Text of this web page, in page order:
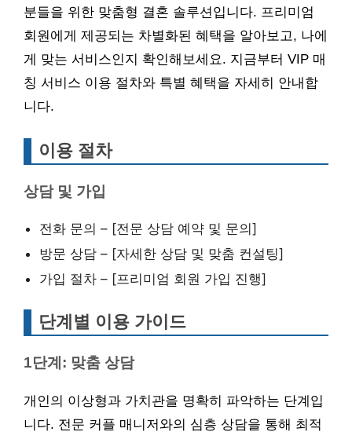
분들을 위한 맞춤형 결혼 솔루션입니다. 프리미엄
회원에게 제공되는 차별화된 혜택을 알아보고, 나에
게 맞는 서비스인지 확인해보세요. 지금부터 VIP 매
칭 서비스 이용 절차와 특별 혜택을 자세히 안내합
니다.
이용 절차
상담 및 가입
전화 문의 – [전문 상담 예약 및 문의]
방문 상담 – [자세한 상담 및 맞춤 컨설팅]
가입 절차 – [프리미엄 회원 가입 진행]
단계별 이용 가이드
1단계: 맞춤 상담
개인의 이상형과 가치관을 명확히 파악하는 단계입
니다. 전문 커플 매니저와의 심층 상담을 통해 최적